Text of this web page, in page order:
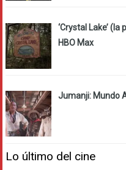
‘Crystal Lake’ (la
HBO Max
Jumanji: Mundo
Lo último del cine